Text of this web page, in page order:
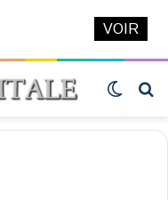
Switch
VOIR